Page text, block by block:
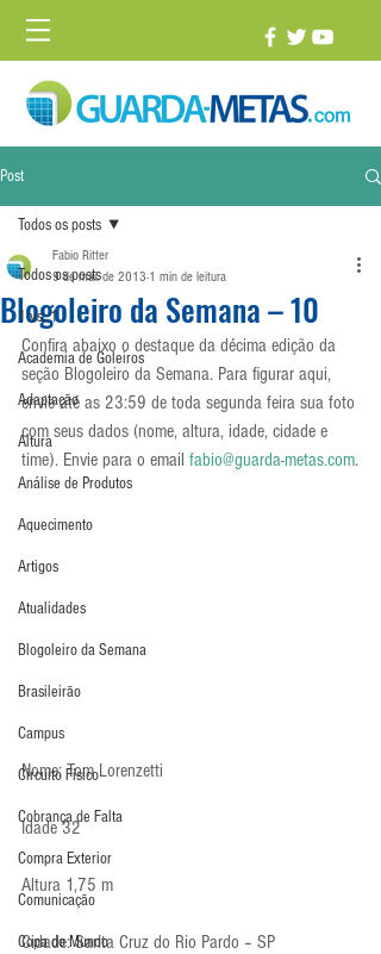
Post
Todos os posts
1 vs. 1
Academia de Goleiros
Adaptação
Altura
Análise de Produtos
Aquecimento
Artigos
Atualidades
Blogoleiro da Semana
Brasileirão
Campus
Circuito Físico
Cobrança de Falta
Compra Exterior
Comunicação
Copa do Mundo
Todos os posts
Blogoleiro da Semana – 10
Fabio Ritter
9 de mai. de 2013 1 min de leitura
Confira abaixo o destaque da décima edição da
seção Blogoleiro da Semana. Para figurar aqui,
envie até as 23:59 de toda segunda feira sua foto
com seus dados (nome, altura, idade, cidade e
time). Envie para o email fabio@guarda-metas.com.
Nome: Tom Lorenzetti
Idade 32
Altura 1,75 m
Cidade: Santa Cruz do Rio Pardo – SP